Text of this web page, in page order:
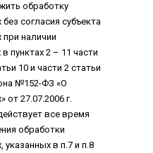
обработку
согласия субъекта
наличии
пунктах 2 – 11 части
10 и части 2 статьи
№152-ФЗ «О
от 27.07.2006 г.
все время
обработки
в п.7 и п.8